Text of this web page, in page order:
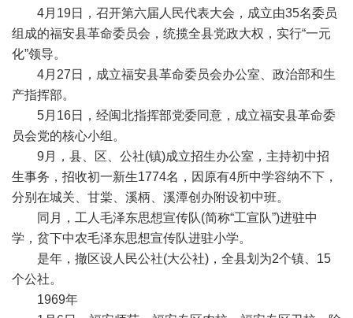
4月19日，召开第六届人民代表大会，成立由35名委员
组成的福安县革命委员会，统揽全县党政大权，实行“一元
化”领导。
4月27日，成立福安县革命委员会办公室、政治部和生
产指挥部。
5月16日，经闽北指挥部党委同意，成立福安县革命委
员会党的核心小组。
9月，县、区、公社(镇)成立招生办公室，主持初中招
生事务，招收初一新生1774名，因原有4所中学容纳不下，
分别在城关、甘棠、溪柄、溪潭创办附设初中班。
同月，工人毛泽东思想宣传队(简称“工宣队”)进驻中
学，贫下中农毛泽东思想宣传队进驻小学。
是年，撤区设人民公社(大公社)，全县划为2个镇、15
个公社。
1969年